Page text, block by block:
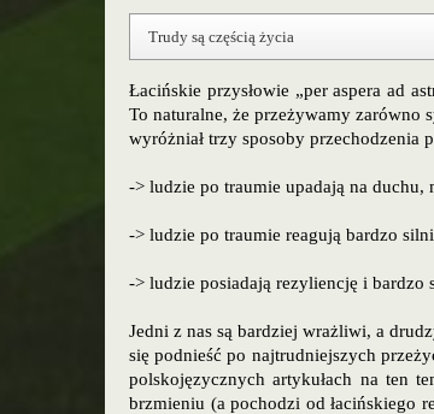
Trudy są częścią życia
Łacińskie przysłowie „per aspera ad
To naturalne, że przeżywamy zarówno
wyróżniał trzy sposoby przechodzenia
-> ludzie po traumie upadają na
-> ludzie po traumie reagują bardzo
-> ludzie posiadają rezyliencję i
Jedni z nas są bardziej wrażliwi, a
się podnieść po najtrudniejszych
polskojęzycznych artykułach na ten
brzmieniu (a pochodzi od łacińskiego